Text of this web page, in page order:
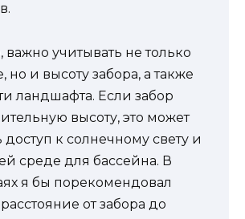
важно учитывать не только
но и высоту забора, а также
ландшафта. Если забор
высоту, это может
доступ к солнечному свету и
среде для бассейна. В
я бы порекомендовал
от забора до